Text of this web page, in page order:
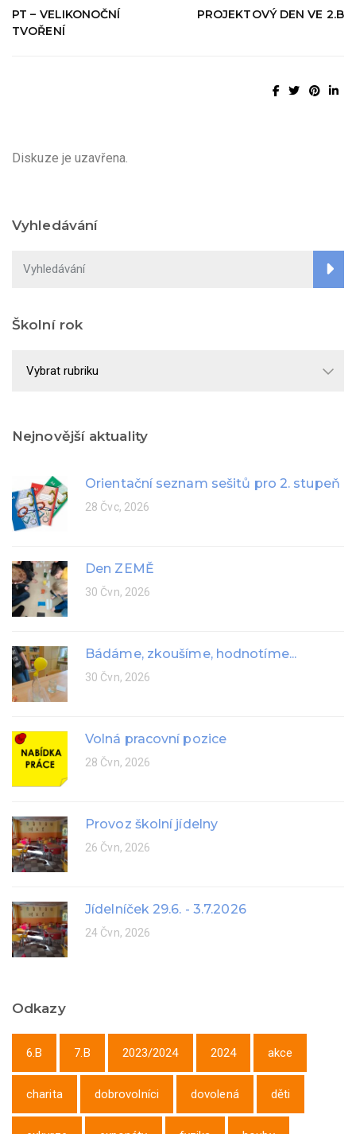
PT – VELIKONOČNÍ
TVOŘENÍ
PROJEKTOVÝ DEN VE 2.B
Diskuze je uzavřena.
Vyhledávání
Školní rok
rok
Nejnovější aktuality
Orientační seznam sešitů pro 2. stupeň
28 Čvc, 2026
Den ZEMĚ
30 Čvn, 2026
Bádáme, zkoušíme, hodnotíme...
30 Čvn, 2026
Volná pracovní pozice
28 Čvn, 2026
Provoz školní jídelny
26 Čvn, 2026
Jídelníček 29.6. - 3.7.2026
24 Čvn, 2026
Odkazy
6.B 7.B 2023/2024 2024 akce
charita dobrovolníci dovolená děti